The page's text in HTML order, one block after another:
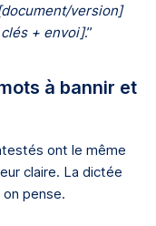
version]
+ envoi].”
à bannir et
ont le même
claire. La dictée
pense.